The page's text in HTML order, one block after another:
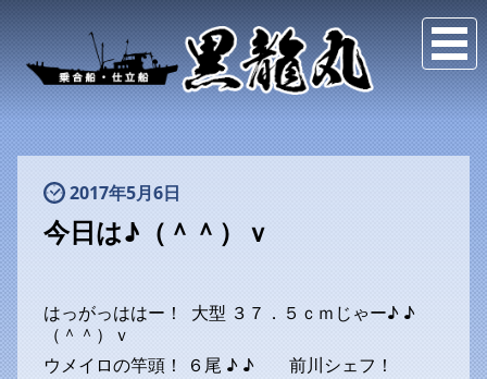
2017年5月6日
今日は♪（＾＾）ｖ
はっがっははー！ 大型 ３７．５ｃｍじゃー♪ ♪
（＾＾）ｖ
ウメイロの竿頭！ ６尾 ♪ ♪ 前川シェフ！